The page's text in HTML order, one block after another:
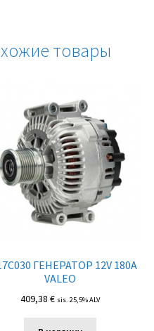
товары
ГЕНЕРАТОР 12V 180A
VALEO
409,38 € sis. 25,5% ALV